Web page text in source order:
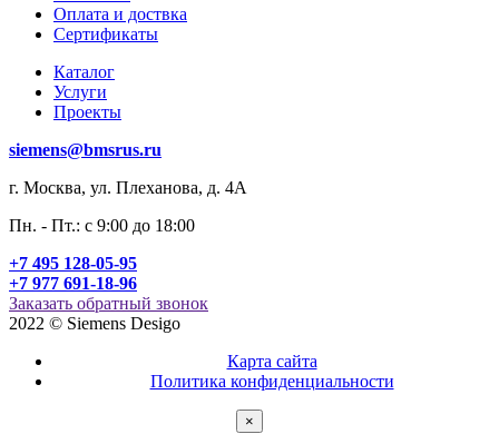
Оплата и доствка
Сертификаты
Каталог
Услуги
Проекты
siemens@bmsrus.ru
г. Москва, ул. Плеханова, д. 4А
Пн. - Пт.: c 9:00 до 18:00
+7 495 128-05-95
+7 977 691-18-96
Заказать обратный звонок
2022 © Siemens Desigo
Карта сайта
Политика конфиденциальности
×